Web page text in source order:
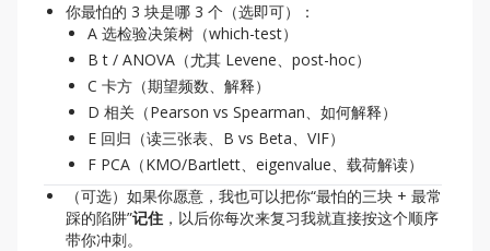
你最怕的 3 块是哪 3 个（选即可）：
A 选检验决策树（which-test）
B t / ANOVA（尤其 Levene、post-hoc）
C 卡方（期望频数、解释）
D 相关（Pearson vs Spearman、如何解释）
E 回归（读三张表、B vs Beta、VIF）
F PCA（KMO/Bartlett、eigenvalue、载荷解读）
（可选）如果你愿意，我也可以把你“最怕的三块 + 最常
踩的陷阱”记住 ，以后你每次来复习我就直接按这个顺序
带你冲刺。